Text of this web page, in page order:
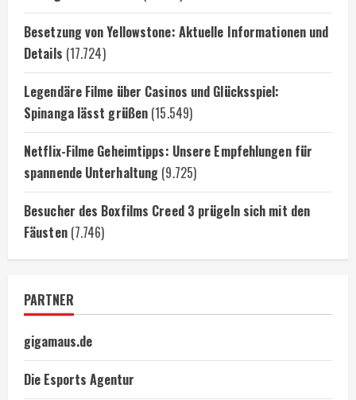
Besetzung von Yellowstone: Aktuelle Informationen und
Details (17.724)
Legendäre Filme über Casinos und Glücksspiel:
Spinanga lässt grüßen (15.549)
Netflix-Filme Geheimtipps: Unsere Empfehlungen für
spannende Unterhaltung (9.725)
Besucher des Boxfilms Creed 3 prügeln sich mit den
Fäusten (7.746)
PARTNER
gigamaus.de
Die Esports Agentur